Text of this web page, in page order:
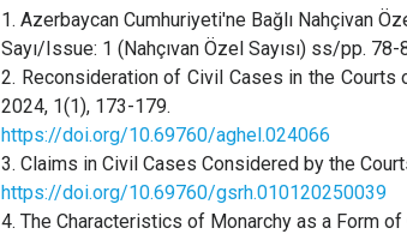
1. Azerbaycan Cumhuriyeti'ne Bağlı Nahçivan
Sayı/Issue: 1 (Nahçıvan Özel Sayısı) ss/pp. 78-
2. Reconsideration of Civil Cases in the Courts
2024, 1(1), 173-179.
https://doi.org/10.69760/aghel.024066
3. Claims in Civil Cases Considered by the
https://doi.org/10.69760/gsrh.010120250039
4. The Characteristics of Monarchy as a Form